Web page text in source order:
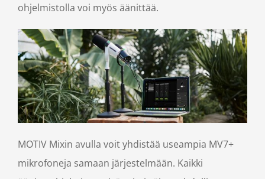
ohjelmistolla voi myös äänittää.
MOTIV Mixin avulla voit yhdistää useampia MV7+
mikrofoneja samaan järjestelmään. Kaikki